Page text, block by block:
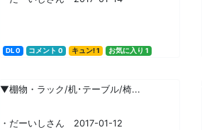
DL 0 コメント 0 キュン! 1 お気に入り 1
▼棚物・ラック/机･テーブル/椅...
・だーいしさん 2017-01-12